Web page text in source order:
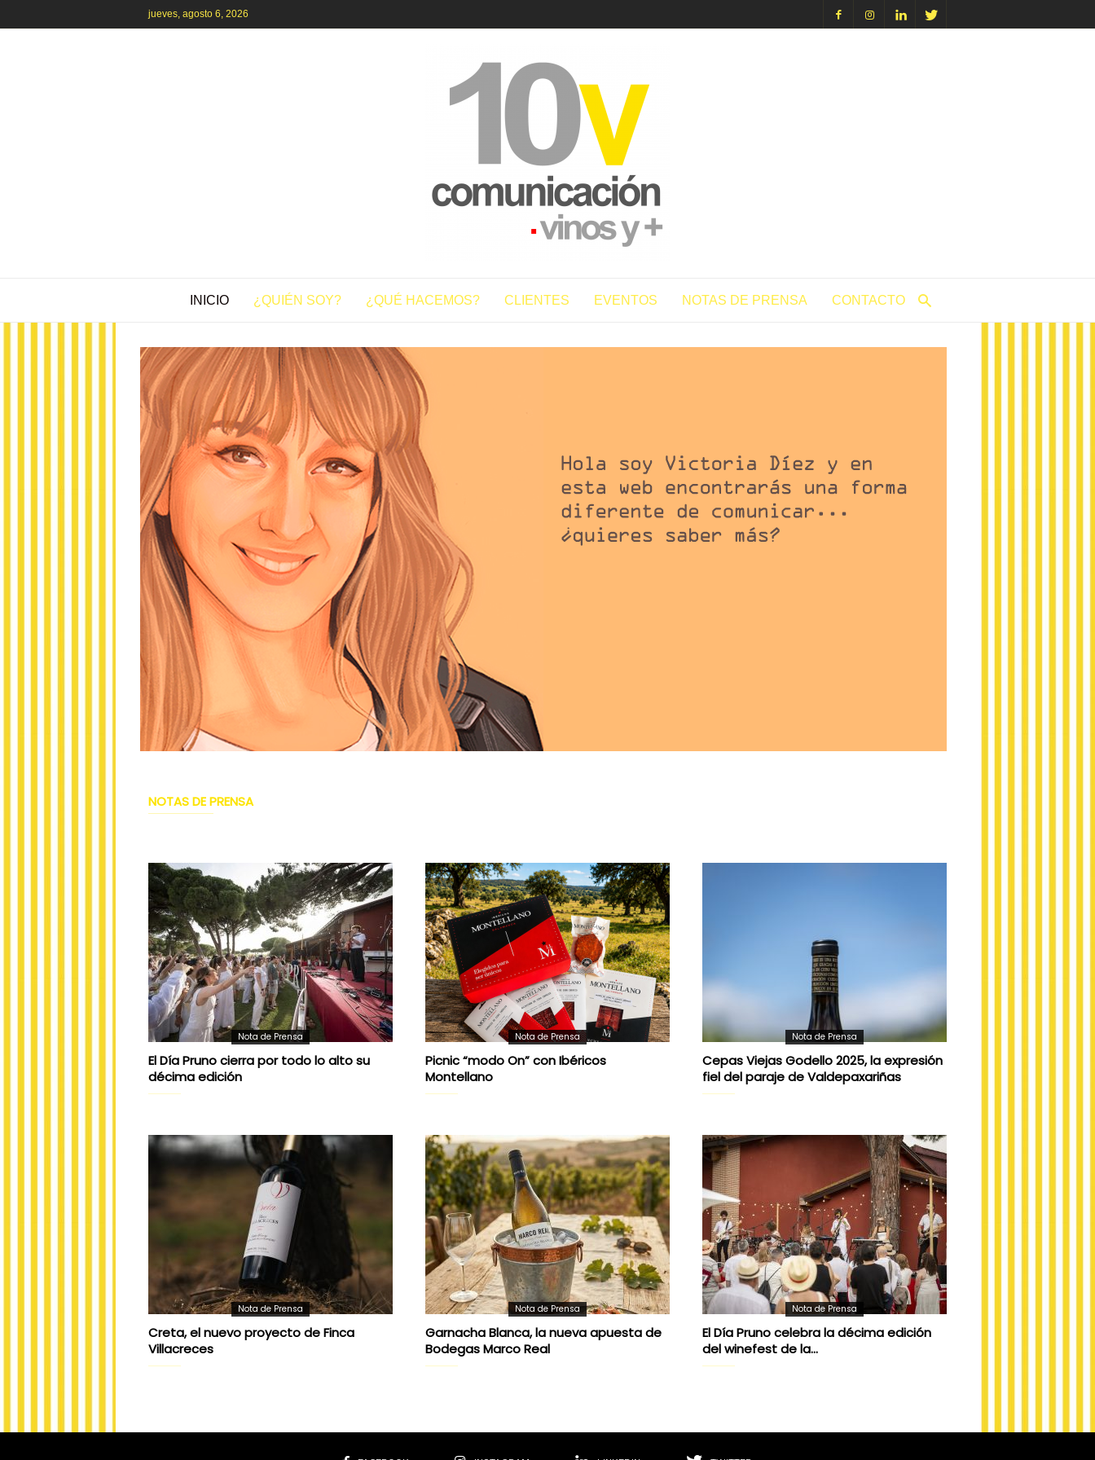
jueves, agosto 6, 2026
INICIO ¿QUIÉN SOY? ¿QUÉ HACEMOS? CLIENTES EVENTOS NOTAS DE PRENSA CONTACTO
NOTAS DE PRENSA
Nota de Prensa
El Día Pruno cierra por todo lo alto su
décima edición
Nota de Prensa
Picnic “modo On” con Ibéricos
Montellano
Nota de Prensa
Cepas Viejas Godello 2025, la expresión
fiel del paraje de Valdepaxariñas
Nota de Prensa
Creta, el nuevo proyecto de Finca
Villacreces
Nota de Prensa
Garnacha Blanca, la nueva apuesta de
Bodegas Marco Real
Nota de Prensa
El Día Pruno celebra la décima edición
del winefest de la...